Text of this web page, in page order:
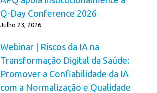
Q-Day Conference 2026
Julho 23, 2026
Webinar | Riscos da IA na
Transformação Digital da Saúde:
Promover a Confiabilidade da IA
com a Normalização e Qualidade